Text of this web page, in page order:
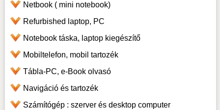
Netbook ( mini notebook)
Refurbished laptop, PC
Notebook táska, laptop kiegészítő
Mobiltelefon, mobil tartozék
Tábla-PC, e-Book olvasó
Navigáció és tartozék
Számítógép : szerver és desktop computer